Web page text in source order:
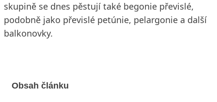
skupině se dnes pěstují také begonie převislé,
podobně jako převislé petúnie, pelargonie a další
balkonovky.
Obsah článku